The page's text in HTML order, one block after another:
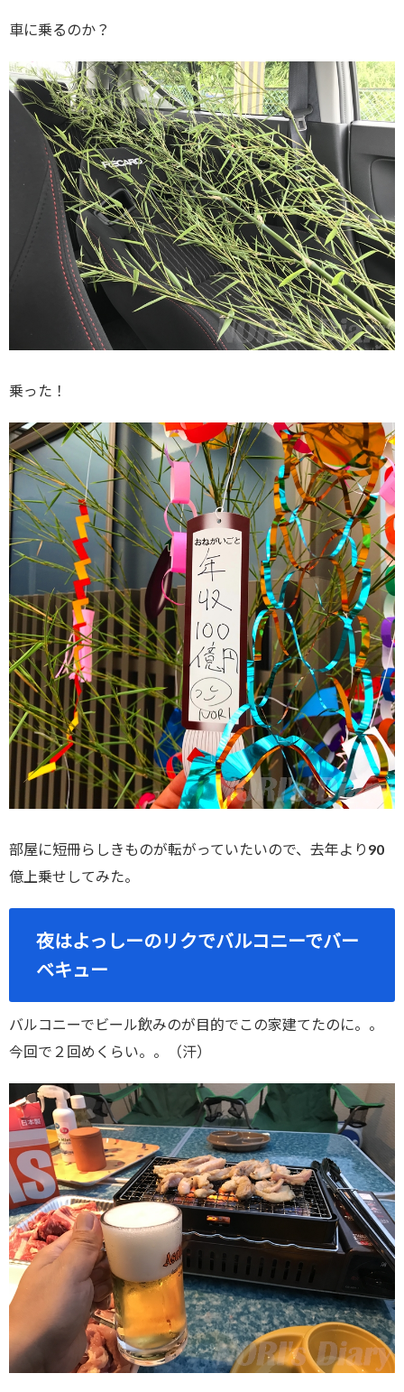
車に乗るのか？
乗った！
部屋に短冊らしきものが転がっていたいので、去年より90
億上乗せしてみた。
夜はよっしーのリクでバルコニーでバー
ベキュー
バルコニーでビール飲みのが目的でこの家建てたのに。。
今回で２回めくらい。。（汗）